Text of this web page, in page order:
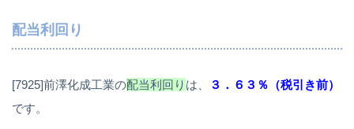
配当利回り
[7925]前澤化成工業の配当利回り は、
３．６３％（税引き前）
です。